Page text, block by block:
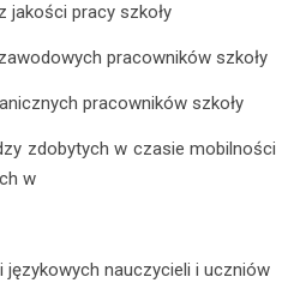
jakości pracy szkoły
pracowników szkoły
pracowników szkoły
zdobytych w czasie mobilności
w
nauczycieli i uczniów